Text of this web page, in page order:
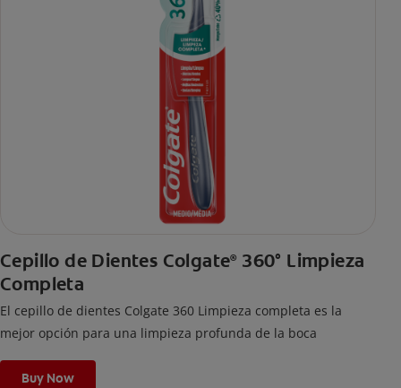
Cepillo de Dientes Colgate® 360° Limpieza
Completa
El cepillo de dientes Colgate 360 Limpieza completa es la
mejor opción para una limpieza profunda de la boca
Buy Now